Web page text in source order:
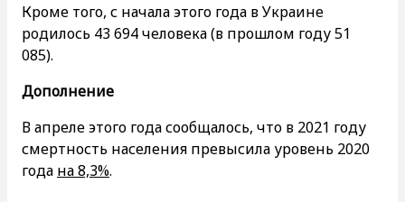
Кроме того, с начала этого года в Украине
родилось 43 694 человека (в прошлом году 51
085).
Дополнение
В апреле этого года сообщалось, что в 2021 году
смертность населения превысила уровень 2020
года на 8,3%.